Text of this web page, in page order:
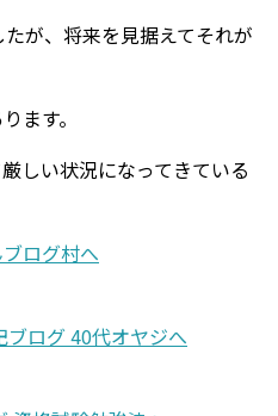
が、将来を見据えてそれが
ます。
しい状況になってきている